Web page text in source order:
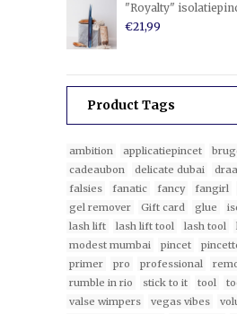
"Royalty"
€21,99
Product Tags
ambition applicatiepincet
cadeaubon
delicate dubai
falsies
fanatic fancy fangirl
gel remover
Gift card glue
lash lift
lash lift tool lash tool
modest mumbai
pincet
primer
pro professional
rumble in rio
stick to it tool
valse wimpers
vegas vibes